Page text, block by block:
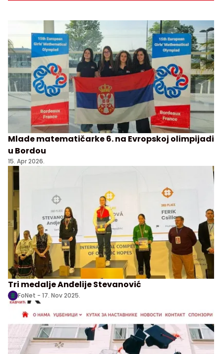
Mlade matematičarke 6. na Evropskoj olimpijadi
u Bordou
15. Apr 2026.
Tri medalje Anđelije Stevanović
FoNet - 17. Nov 2025.